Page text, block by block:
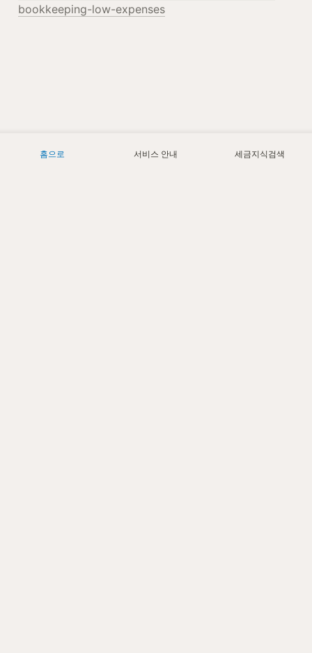
bookkeeping-low-expenses
홈으로 서비스 안내 세금지식검색